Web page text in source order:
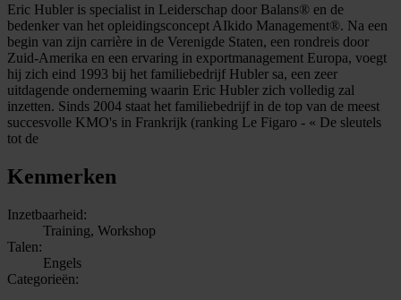
Eric Hubler is specialist in Leiderschap door Balans® en de
bedenker van het opleidingsconcept AIkido Management®. Na een
begin van zijn carrière in de Verenigde Staten, een rondreis door
Zuid-Amerika en een ervaring in exportmanagement Europa, voegt
hij zich eind 1993 bij het familiebedrijf Hubler sa, een zeer
uitdagende onderneming waarin Eric Hubler zich volledig zal
inzetten. Sinds 2004 staat het familiebedrijf in de top van de meest
succesvolle KMO's in Frankrijk (ranking Le Figaro - « De sleutels
tot de
Kenmerken
Inzetbaarheid:
Training, Workshop
Talen:
Engels
Categorieën: